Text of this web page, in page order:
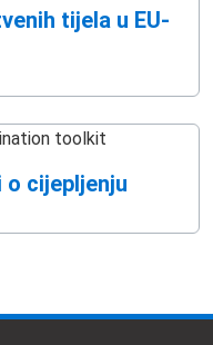
tijela u EU-
cijepljenju